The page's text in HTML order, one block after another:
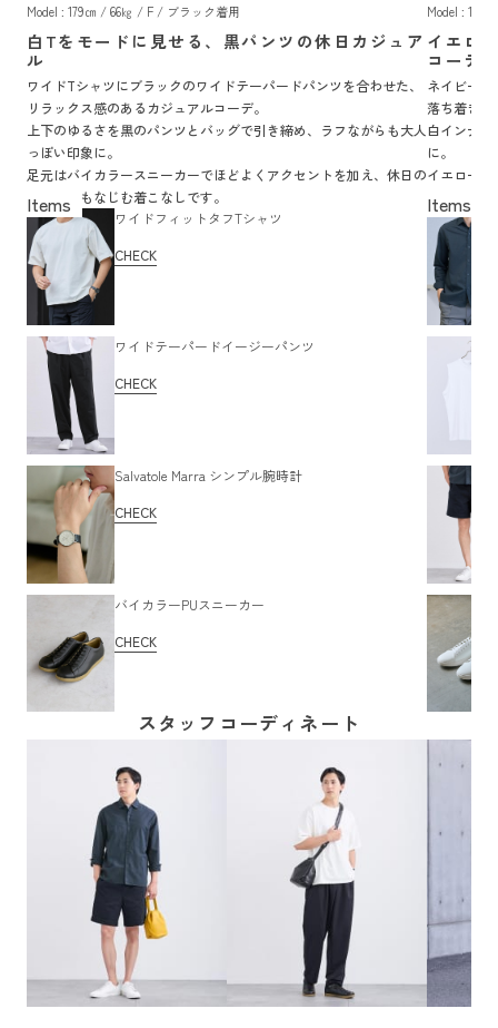
Model : 179㎝ / 66㎏ / F / ブラック着用
白Tをモードに見せる、黒パンツの休日カジュア
ル
ワイドTシャツにブラックのワイドテーパードパンツを合わせた、
リラックス感のあるカジュアルコーデ。
上下のゆるさを黒のパンツとバッグで引き締め、ラフながらも大人
っぽい印象に。
足元はバイカラースニーカーでほどよくアクセントを加え、休日の
街歩きにもなじむ着こなしです。
ワイドフィットタフTシャツ
CHECK
ワイドテーパードイージーパンツ
CHECK
Salvatole Marra シンプル腕時計
CHECK
バイカラーPUスニーカー
CHECK
Model : 179
イエロ
コーデ
ネイビー
落ち着きの
白インナ
に。
イエロー
のある着
スタッフコーディネート